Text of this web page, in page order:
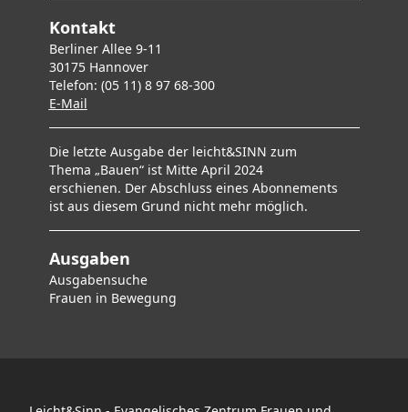
Kontakt
Berliner Allee 9-11
30175 Hannover
Telefon: (05 11) 8 97 68-300
E-Mail
Die letzte Ausgabe der leicht&SINN zum
Thema „Bauen“ ist Mitte April 2024
erschienen. Der Abschluss eines Abonnements
ist aus diesem Grund nicht mehr möglich.
Ausgaben
Ausgabensuche
Frauen in Bewegung